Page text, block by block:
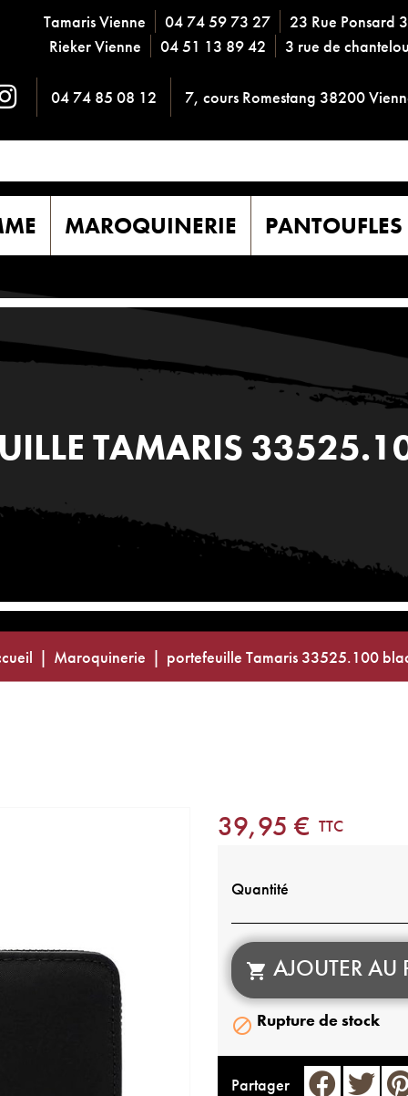
Tamaris Vienne 04 74 59 73 27
23 Rue Ponsard
Rieker Vienne
04 51 13 89 42 3 rue de
04 74 85 08 12 7, cours Romestang 38200
MAROQUINERIE PANTOUFLES
TAMARIS
Maroquinerie portefeuille Tamaris 33525.100
39,95 € TTC
Quantité
 AJOUTER AU
 Rupture de stock
Partager